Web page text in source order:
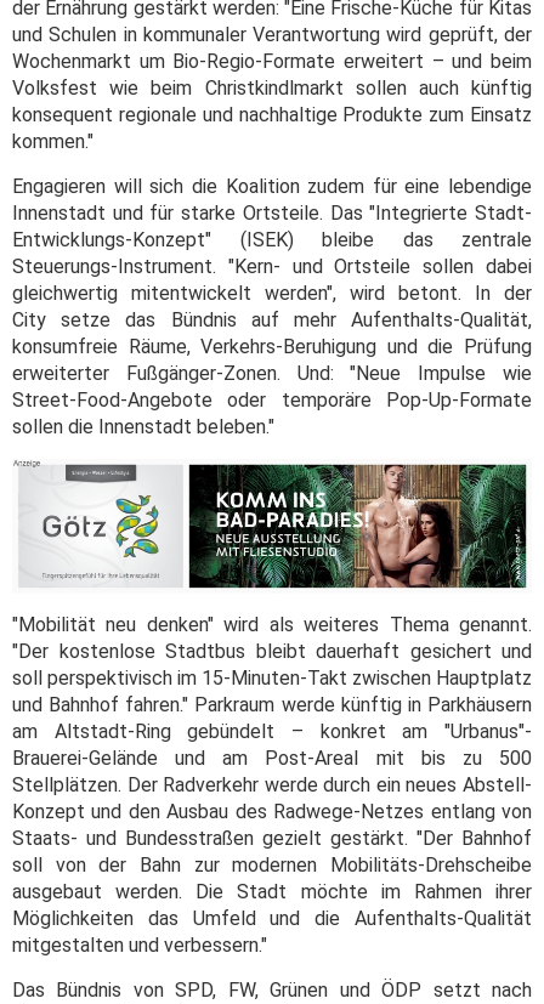
der Ernährung gestärkt werden: "Eine Frische-Küche für Kitas
und Schulen in kommunaler Verantwortung wird geprüft, der
Wochenmarkt um Bio-Regio-Formate erweitert – und beim
Volksfest wie beim Christkindlmarkt sollen auch künftig
konsequent regionale und nachhaltige Produkte zum Einsatz
kommen."
Engagieren will sich die Koalition zudem für eine lebendige
Innenstadt und für starke Ortsteile. Das "Integrierte Stadt-
Entwicklungs-Konzept" (ISEK) bleibe das zentrale
Steuerungs-Instrument. "Kern- und Ortsteile sollen dabei
gleichwertig mitentwickelt werden", wird betont. In der
City setze das Bündnis auf mehr Aufenthalts-Qualität,
konsumfreie Räume, Verkehrs-Beruhigung und die Prüfung
erweiterter Fußgänger-Zonen. Und: "Neue Impulse wie
Street-Food-Angebote oder temporäre Pop-Up-Formate
sollen die Innenstadt beleben."
"Mobilität neu denken" wird als weiteres Thema genannt.
"Der kostenlose Stadtbus bleibt dauerhaft gesichert und
soll perspektivisch im 15-Minuten-Takt zwischen Hauptplatz
und Bahnhof fahren." Parkraum werde künftig in Parkhäusern
am Altstadt-Ring gebündelt – konkret am "Urbanus"-
Brauerei-Gelände und am Post-Areal mit bis zu 500
Stellplätzen. Der Radverkehr werde durch ein neues Abstell-
Konzept und den Ausbau des Radwege-Netzes entlang von
Staats- und Bundesstraßen gezielt gestärkt. "Der Bahnhof
soll von der Bahn zur modernen Mobilitäts-Drehscheibe
ausgebaut werden. Die Stadt möchte im Rahmen ihrer
Möglichkeiten das Umfeld und die Aufenthalts-Qualität
mitgestalten und verbessern."
Das Bündnis von SPD, FW, Grünen und ÖDP setzt nach